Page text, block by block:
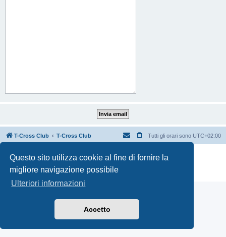
Questo sito utilizza cookie al fine di fornire la
migliore navigazione possibile
Ulteriori informazioni
Accetto
T-Cross Club T-Cross Club Tutti gli orari sono UTC+02:00
Creato da
® Forum Software © phpBB Limited
Privacy|Condizioni